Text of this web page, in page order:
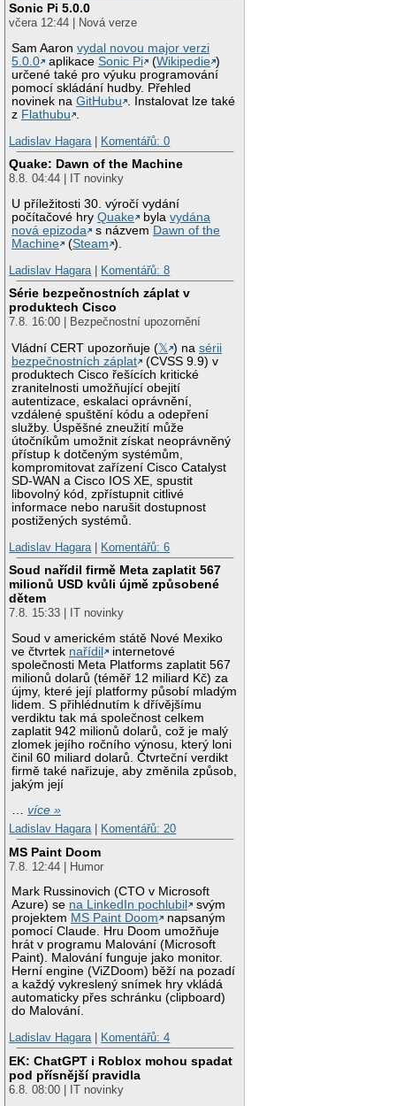
Sonic Pi 5.0.0
včera 12:44 | Nová verze
Sam Aaronvydal novou major verzi
5.0.0
aplikaceSonic Pi (Wikipedie )
určené také pro výuku programování
pomocí skládání hudby. Přehled
novinek naGitHubu . Instalovat lze také
z Flathubu .
Ladislav Hagara | Komentářů: 0
Quake: Dawn of the Machine
8.8. 04:44 | IT novinky
U příležitosti 30. výročí vydání
počítačové hryQuake bylavydána
nová epizoda
s názvem Dawn of the
Machine
(Steam ).
Ladislav Hagara | Komentářů: 8
Série bezpečnostních záplat v
produktech Cisco
7.8. 16:00 | Bezpečnostní upozornění
Vládní CERT upozorňuje (𝕏 ) nasérii
bezpečnostních záplat
(CVSS 9.9) v
produktech Cisco řešících kritické
zranitelnosti umožňující obejití
autentizace, eskalaci oprávnění,
vzdálené spuštění kódu a odepření
služby. Úspěšné zneužití může
útočníkům umožnit získat neoprávněný
přístup k dotčeným systémům,
kompromitovat zařízení Cisco Catalyst
SD-WAN a Cisco IOS XE, spustit
libovolný kód, zpřístupnit citlivé
informace nebo narušit dostupnost
postižených systémů.
Ladislav Hagara | Komentářů: 6
Soud nařídil firmě Meta zaplatit 567
milionů USD kvůli újmě způsobené
dětem
7.8. 15:33 | IT novinky
Soud v americkém státě Nové Mexiko
ve čtvrtek nařídil
internetové
společnosti Meta Platforms zaplatit 567
milionů dolarů (téměř 12 miliard Kč) za
újmy, které její platformy působí mladým
lidem. S přihlédnutím k dřívějšímu
verdiktu tak má společnost celkem
zaplatit 942 milionů dolarů, což je malý
zlomek jejího ročního výnosu, který loni
činil 60 miliard dolarů. Čtvrteční verdikt
firmě také nařizuje, aby změnila způsob,
jakým její
…více »
Ladislav Hagara| Komentářů: 20
MS Paint Doom
7.8. 12:44 | Humor
Mark Russinovich (CTO v Microsoft
Azure) se na LinkedIn pochlubil
svým
projektem MS Paint Doom
napsaným
pomocí Claude. Hru Doom umožňuje
hrát v programu Malování (Microsoft
Paint). Malování funguje jako monitor.
Herní engine (ViZDoom) běží na pozadí
a každý vykreslený snímek hry vkládá
automaticky přes schránku (clipboard)
do Malování.
Ladislav Hagara| Komentářů: 4
EK: ChatGPT i Roblox mohou spadat
pod přísnější pravidla
6.8. 08:00 | IT novinky